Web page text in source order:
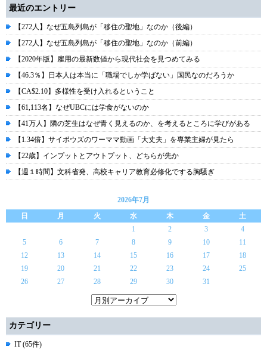
最近のエントリー
【272人】なぜ五島列島が「移住の聖地」なのか（後編）
【272人】なぜ五島列島が「移住の聖地」なのか（前編）
【2020年版】雇用の最新数値から現代社会を見つめてみる
【46.3％】日本人は本当に「職場でしか学ばない」国民なのだろうか
【CA$2.10】多様性を受け入れるということ
【61,113名】なぜUBCには学食がないのか
【41万人】隣の芝生はなぜ青く見えるのか、を考えるところに学びがある
【1.34倍】サイボウズのワーママ動画「大丈夫」を専業主婦が見たら
【22歳】インプットとアウトプット、どちらが先か
【週１時間】文科省発、高校キャリア教育必修化でする胸騒ぎ
2026年7月
日
月 火 水 木 金
土
1
2 3
4
5
6 7 8 9 10
11
12
13 14 15 16 17
18
19
20 21 22 23 24
25
26
27 28 29 30 31
カテゴリー
IT (65件)